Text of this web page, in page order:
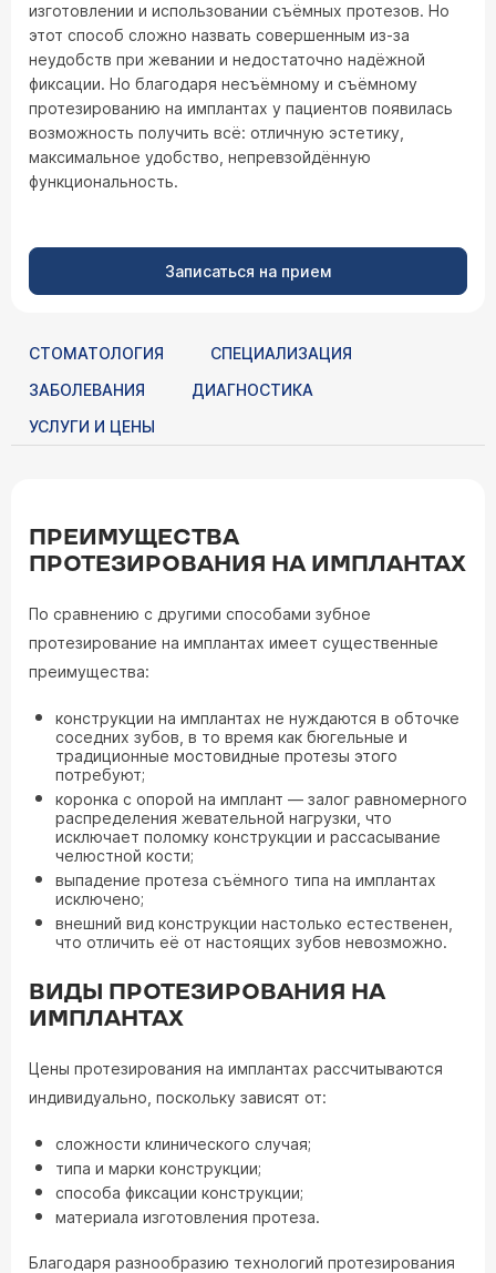
изготовлении и использовании съёмных протезов. Но
этот способ сложно назвать совершенным из-за
неудобств при жевании и недостаточно надёжной
фиксации. Но благодаря несъёмному и съёмному
протезированию на имплантах у пациентов появилась
возможность получить всё: отличную эстетику,
максимальное удобство, непревзойдённую
функциональность.
Записаться на прием
СТОМАТОЛОГИЯ
СПЕЦИАЛИЗАЦИЯ
ЗАБОЛЕВАНИЯ
ДИАГНОСТИКА
УСЛУГИ И ЦЕНЫ
ПРЕИМУЩЕСТВА
ПРОТЕЗИРОВАНИЯ НА ИМПЛАНТАХ
По сравнению с другими способами зубное
протезирование на имплантах имеет существенные
преимущества:
конструкции на имплантах не нуждаются в обточке
соседних зубов, в то время как бюгельные и
традиционные мостовидные протезы этого
потребуют;
коронка с опорой на имплант — залог равномерного
распределения жевательной нагрузки, что
исключает поломку конструкции и рассасывание
челюстной кости;
выпадение протеза съёмного типа на имплантах
исключено;
внешний вид конструкции настолько естественен,
что отличить её от настоящих зубов невозможно.
ВИДЫ ПРОТЕЗИРОВАНИЯ НА
ИМПЛАНТАХ
Цены протезирования на имплантах рассчитываются
индивидуально, поскольку зависят от:
сложности клинического случая;
типа и марки конструкции;
способа фиксации конструкции;
материала изготовления протеза.
Благодаря разнообразию технологий протезирования